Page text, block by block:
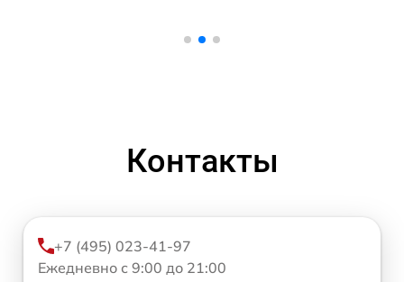
Контакты
+7 (495) 023-41-97
Ежедневно с 9:00 до 21:00